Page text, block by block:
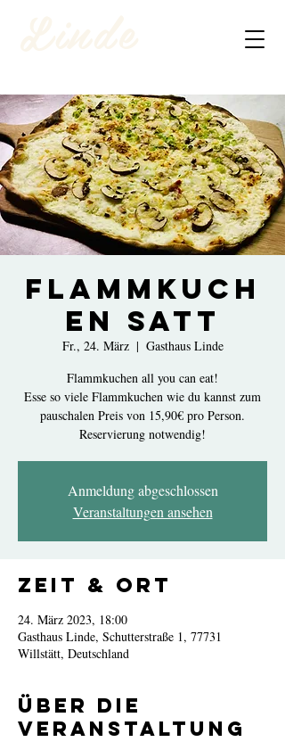
FLAMMKUCH
EN SATT
Fr., 24. März
  |
Gasthaus Linde
Flammkuchen all you can eat!
Esse so viele Flammkuchen wie du kannst zum
pauschalen Preis von 15,90€ pro Person.
Reservierung notwendig!
Anmeldung abgeschlossen
Veranstaltungen ansehen
Zeit & Ort
24. März 2023, 18:00
Gasthaus Linde, Schutterstraße 1, 77731
Willstätt, Deutschland
Über die
Veranstaltung